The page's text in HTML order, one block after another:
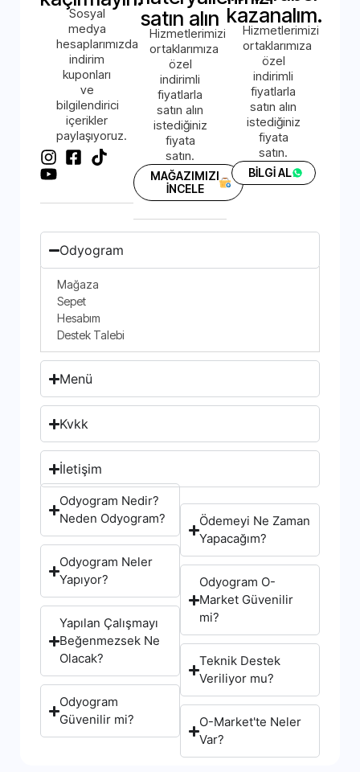
Sosyal
medya
hesaplarımızda
indirim
kuponları
ve
bilgilendirici
içerikler
paylaşıyoruz.
satın alın
Hizmetlerimizi
ortaklarımıza
özel
indirimli
fiyatlarla
satın alın
istediğiniz
fiyata
satın.
MAĞAZIMIZI
İNCELE
kazanalım.
Hizmetlerimizi
ortaklarımıza
özel
indirimli
fiyatlarla
satın alın
istediğiniz
fiyata
satın.
BİLGİ AL
Odyogram
Mağaza
Sepet
Hesabım
Destek Talebi
Menü
Kvkk
İletişim
Odyogram Nedir?
Neden Odyogram?
Odyogram Neler
Yapıyor?
Yapılan Çalışmayı
Beğenmezsek Ne
Olacak?
Odyogram
Güvenilir mi?
Ödemeyi Ne Zaman
Yapacağım?
Odyogram O-
Market Güvenilir
mi?
Teknik Destek
Veriliyor mu?
O-Market'te Neler
Var?